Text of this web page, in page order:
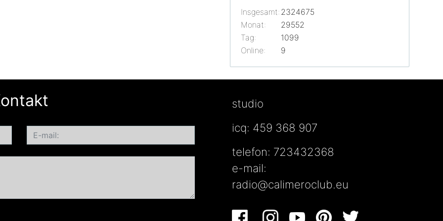
Online: 9
Insgesamt: 2324675
Monat:
29552
Tag:
1099
studio
icq: 459 368 907
telefon: 723432368
e-mail:
radio@calimeroclub.eu